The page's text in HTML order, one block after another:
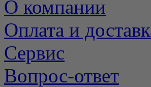
О компании
Оплата и
Сервис
Вопрос-ответ